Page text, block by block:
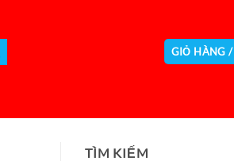
GIỎ HÀNG /
TÌM KIẾM